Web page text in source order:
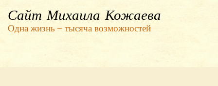
Сайт Михаила Кожаева
Одна жизнь — тысяча возможностей